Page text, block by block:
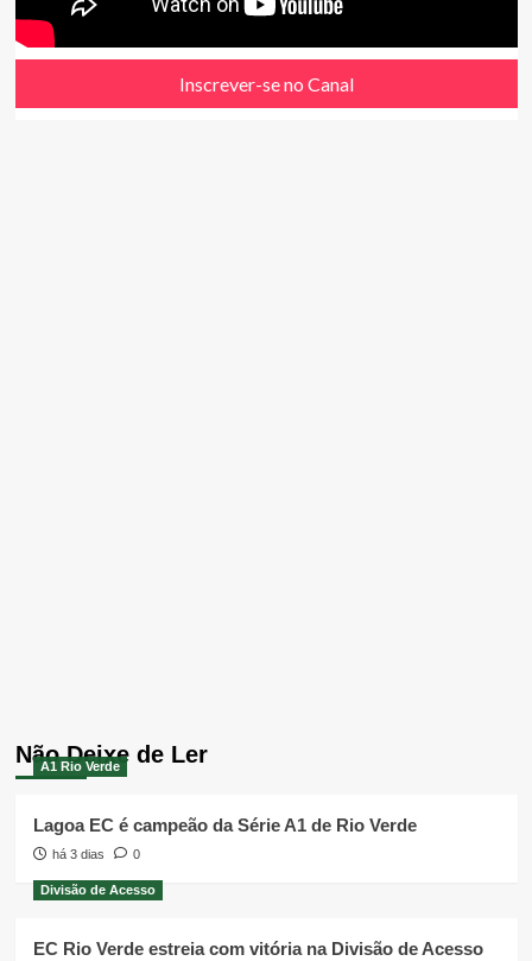
Inscrever-se no Canal
Não Deixe de Ler
A1 Rio Verde
Lagoa EC é campeão da Série A1 de Rio Verde
há 3 dias 0
Divisão de Acesso
EC Rio Verde estreia com vitória na Divisão de Acesso